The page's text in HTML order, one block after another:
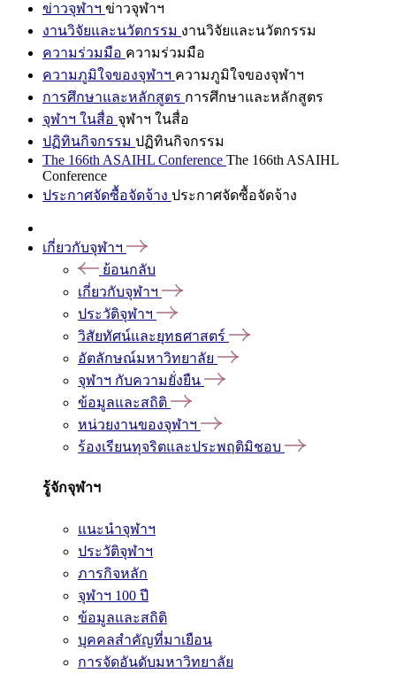
ข่าวจุฬาฯ ข่าวจุฬาฯ
งานวิจัยและนวัตกรรม งานวิจัยและนวัตกรรม
ความร่วมมือ ความร่วมมือ
ความภูมิใจของจุฬาฯ ความภูมิใจของจุฬาฯ
การศึกษาและหลักสูตร การศึกษาและหลักสูตร
จุฬาฯ ในสื่อ จุฬาฯ ในสื่อ
ปฏิทินกิจกรรม ปฏิทินกิจกรรม
The 166th ASAIHL Conference The 166th ASAIHL
Conference
ประกาศจัดซื้อจัดจ้าง ประกาศจัดซื้อจัดจ้าง
เกี่ยวกับจุฬาฯ
ย้อนกลับ
เกี่ยวกับจุฬาฯ
ประวัติจุฬาฯ
วิสัยทัศน์และยุทธศาสตร์
อัตลักษณ์มหาวิทยาลัย
จุฬาฯ กับความยั่งยืน
ข้อมูลและสถิติ
หน่วยงานของจุฬาฯ
ร้องเรียนทุจริตและประพฤติมิชอบ
รู้จักจุฬาฯ
แนะนำจุฬาฯ
ประวัติจุฬาฯ
ภารกิจหลัก
จุฬาฯ 100 ปี
ข้อมูลและสถิติ
บุคคลสำคัญที่มาเยือน
การจัดอันดับมหาวิทยาลัย